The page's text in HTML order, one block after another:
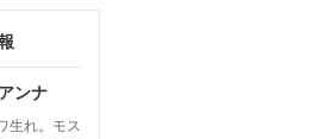
ンナ
生れ。モス